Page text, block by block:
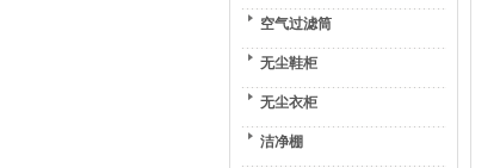
空气过滤筒
无尘鞋柜
无尘衣柜
洁净棚